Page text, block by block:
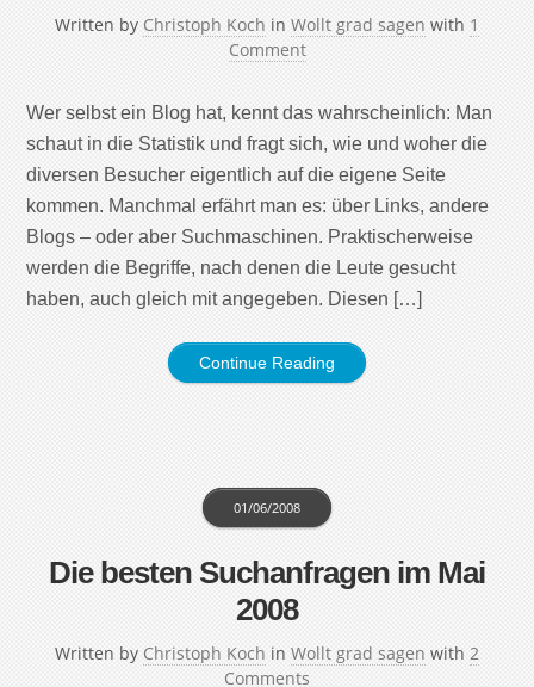
Written by Christoph Koch in Wollt grad sagen with 1
Comment
Wer selbst ein Blog hat, kennt das wahrscheinlich: Man
schaut in die Statistik und fragt sich, wie und woher die
diversen Besucher eigentlich auf die eigene Seite
kommen. Manchmal erfährt man es: über Links, andere
Blogs – oder aber Suchmaschinen. Praktischerweise
werden die Begriffe, nach denen die Leute gesucht
haben, auch gleich mit angegeben. Diesen […]
Continue Reading
Die besten Suchanfragen im Mai
2008
Written by Christoph Koch
01/06/2008
in Wollt grad sagen with 2
Comments